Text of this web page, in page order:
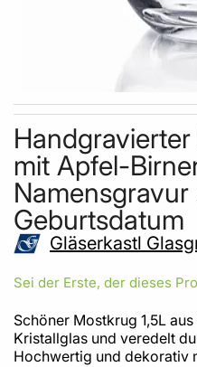
Skip to the beginning of the
mit Apfel-
Namensgravur
Geburtsdatum
Gläserkastl
Sei der Erste, der dieses
Schöner Mostkrug 1,5L
Kristallglas und veredelt
Hochwertig und dekorativ